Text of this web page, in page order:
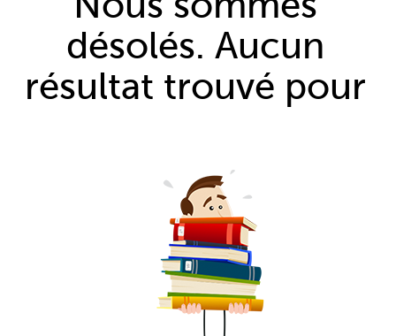
désolés. Aucun
résultat trouvé pour